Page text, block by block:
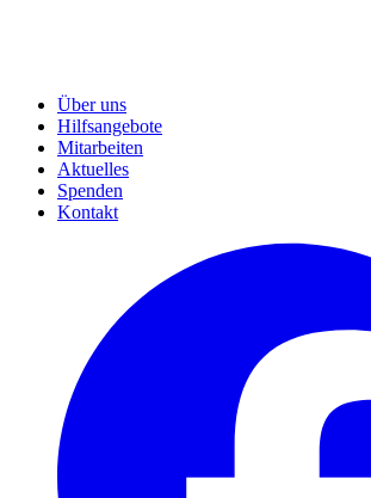
Über uns
Hilfsangebote
Mitarbeiten
Aktuelles
Spenden
Kontakt